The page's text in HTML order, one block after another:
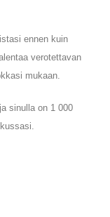
ennen kuin
verotettavan
mukaan.
sinulla on 1 000